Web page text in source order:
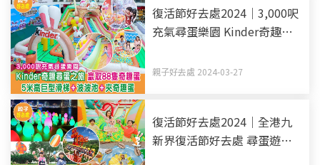
復活節好去處2024｜3,000呎
充氣尋蛋樂園 Kinder奇趣尋
高巨型滑梯+波波池+夾奇趣
親子好去處 2024-03-27
復活節好去處2024｜全港九
新界復活節好去處 尋蛋遊戲